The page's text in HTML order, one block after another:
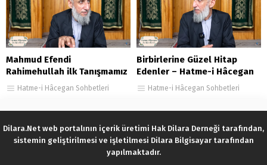
Mahmud Efendi
Rahimehullah ilk Tanışmamız
ve Taziye – Hatme-i Hâcegan
Sohbetleri 24.Bölüm
Hatme-i Hâcegan Sohbetleri
Birbirlerine Güzel Hitap
Edenler – Hatme-i Hâcegan
Sohbetleri 147. Bölüm
Hatme-i Hâcegan Sohbetleri
Dilara.Net web portalının içerik üretimi Hak Dilara Derneği tarafından,
sistemin geliştirilmesi ve işletilmesi Dilara Bilgisayar tarafından
yapılmaktadır.